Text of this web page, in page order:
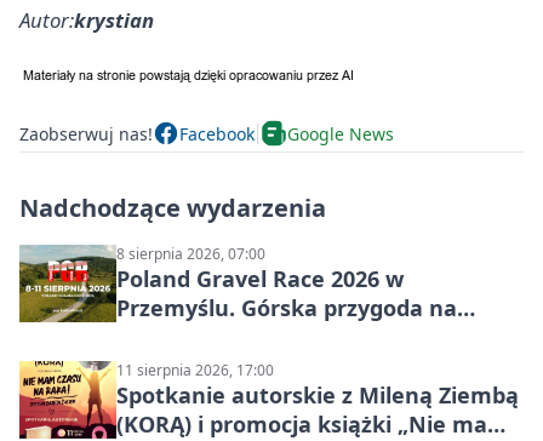
Autor:krystian
Zaobserwuj nas! Facebook Google News
Nadchodzące wydarzenia
8 sierpnia 2026, 07:00
Poland Gravel Race 2026 w
Przemyślu. Górska przygoda na
11 sierpnia 2026, 17:00
Spotkanie autorskie z Mileną Ziembą
(KORĄ) i promocja książki „Nie mam